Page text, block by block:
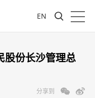
EN
股份长沙管理总
分享到